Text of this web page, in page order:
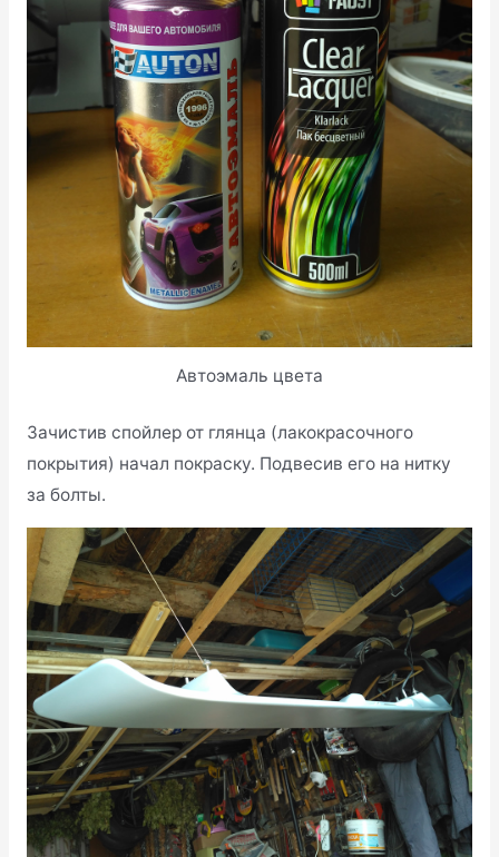
Автоэмаль цвета
Зачистив спойлер от глянца (лакокрасочного
покрытия) начал покраску. Подвесив его на нитку
за болты.